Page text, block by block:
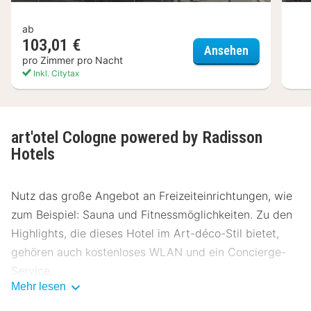
ab
103,01 €
pro Zimmer pro Nacht
Inkl. Citytax
Ansehen
art'otel Cologne powered by Radisson
Hotels
Nutz das große Angebot an Freizeiteinrichtungen, wie
zum Beispiel: Sauna und Fitnessmöglichkeiten. Zu den
Highlights, die dieses Hotel im Art-déco-Stil bietet,
gehören auch kostenloses WLAN und ein Concierge-
Service.
Mehr lesen